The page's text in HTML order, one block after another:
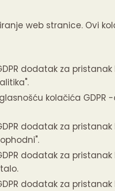
web stranice. Ovi
dodatak za pristanak
kolačića
dodatak za pristanak
dodatak za pristanak
dodatak za pristanak